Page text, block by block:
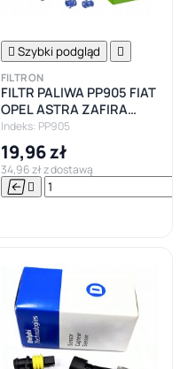


 Szybki podgląd 
FILTRON
FILTR PALIWA PP905 FIAT
OPEL ASTRA ZAFIRA
CORSA VECTRA SAAB
SEAT SKODA VW
Indeks: PP905
19,96 zł
34,96 zł z dostawą
 